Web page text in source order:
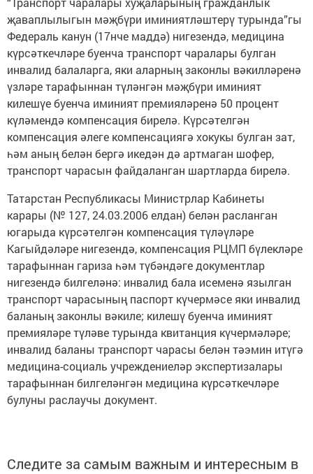
җаваплылыгын мәҗбүри иминиятләштерү турында”гы
Федераль канун (17нче маддә) нигезендә, медицина
күрсәткечләре буенча транспорт чаралары булган
инвалид балаларга, яки аларның законлы вәкилләренә
үзләре тарафыннан түләнгән мәҗбүри иминият
килешүе буенча иминият премияләренә 50 процент
күләмендә компенсация бирелә. Күрсәтелгән
компенсация әлеге компенсациягә хокукы булган зат,
һәм аның белән бергә икедән дә артмаган шофер,
транспорт чарасын файдаланган шартларда бирелә.
Татарстан Республикасы Министрлар Кабинеты
карары (№ 127, 24.03.2006 елдан) белән расланган
югарыда күрсәтелгән компенсация түләүләре
Кагыйдәләре нигезендә, компенсация РЦМП бүлекләре
тарафыннан гариза һәм түбәндәге документлар
нигезендә билгеләнә: инвалид бала исеменә язылган
транспорт чарасының паспорт күчермәсе яки инвалид
баланың законлы вәкиле; килешү буенча иминият
премияләре түләве турында квитанция күчермәләре;
инвалид баланы транспорт чарасы белән тәэмин итүгә
медицина-социаль учреждениеләр экспертизалары
тарафыннан билгеләнгән медицина күрсәткечләре
булуны раслаучы документ.
Следите за самым важным и интересным в